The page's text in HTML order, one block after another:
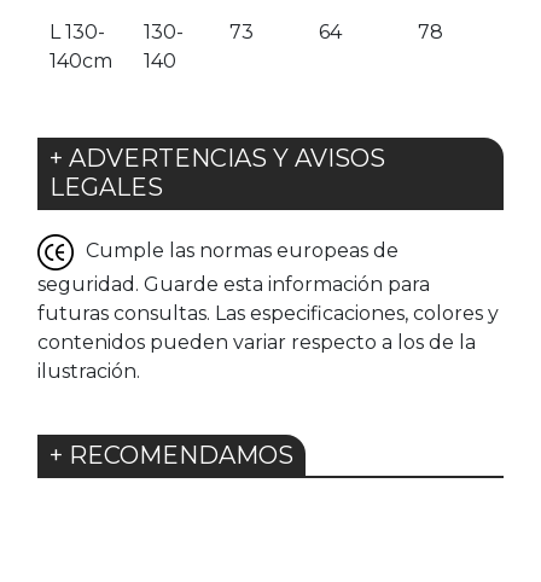
L 130-
140cm
130-
140
73 64 78
+ ADVERTENCIAS Y AVISOS
LEGALES
Cumple las normas europeas de
seguridad. Guarde esta información para
futuras consultas. Las especificaciones, colores y
contenidos pueden variar respecto a los de la
ilustración.
+ RECOMENDAMOS